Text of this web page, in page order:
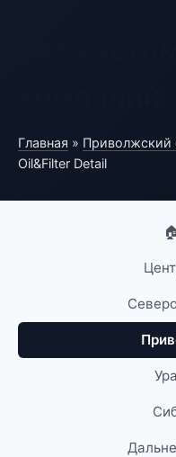
Главная » Приволжский
Oil&Filter Detail